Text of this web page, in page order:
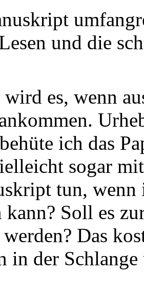
und die
es, wenn
ich das
sogar
tun,
kann? Soll es
Das
in der